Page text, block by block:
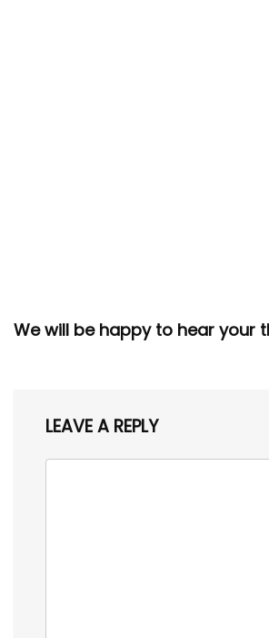
We will be happy to hear your
LEAVE A REPLY